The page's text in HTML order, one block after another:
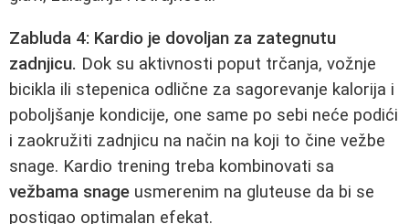
Zabluda 4: Kardio je dovoljan za zategnutu
zadnjicu. Dok su aktivnosti poput trčanja, vožnje
bicikla ili stepenica odlične za sagorevanje kalorija i
poboljšanje kondicije, one same po sebi neće podići
i zaokružiti zadnjicu na način na koji to čine vežbe
snage. Kardio trening treba kombinovati sa
vežbama snage usmerenim na gluteuse da bi se
postigao optimalan efekat.